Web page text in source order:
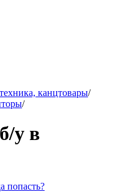
канцтовары/
/
у в
попасть?